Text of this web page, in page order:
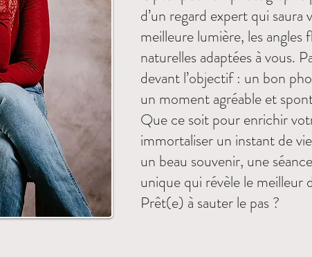
d’un regard expert qui saura
meilleure lumière, les angles
naturelles adaptées à vous.
devant l’objectif : un bon
un moment agréable et
​Que ce soit pour enrichir
immortaliser un instant de
un beau souvenir, une
unique qui révèle le meilleur
Prêt(e) à sauter le pas ?